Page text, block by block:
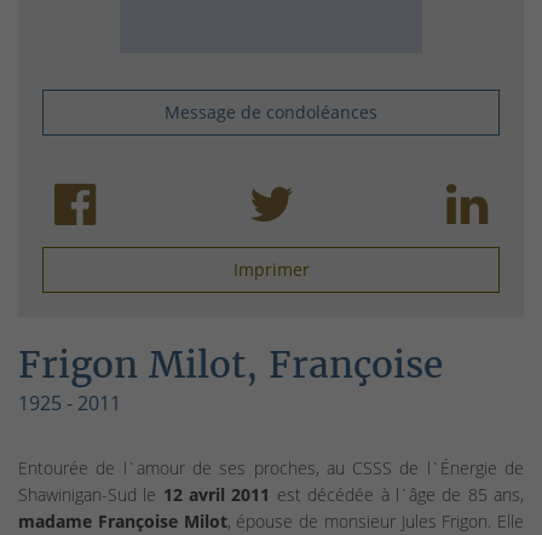
Message de condoléances
Imprimer
Frigon Milot, Françoise
1925 - 2011
Entourée de l`amour de ses proches, au CSSS de l`Énergie de
Shawinigan-Sud le 12 avril 2011 est décédée à l`âge de 85 ans,
madame Françoise Milot, épouse de monsieur Jules Frigon. Elle